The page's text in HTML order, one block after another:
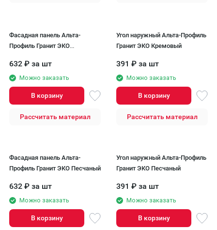
Фасадная панель Альта-
Профиль Гранит ЭКО
632 ₽ за шт
Можно заказать
В корзину
Рассчитать материал
Угол наружный Альта-Профиль
Гранит ЭКО Кремовый
391 ₽ за шт
Можно заказать
В корзину
Рассчитать материал
Фасадная панель Альта-
Профиль Гранит ЭКО Песчаный
632 ₽ за шт
Можно заказать
В корзину
Угол наружный Альта-Профиль
Гранит ЭКО Песчаный
391 ₽ за шт
Можно заказать
В корзину